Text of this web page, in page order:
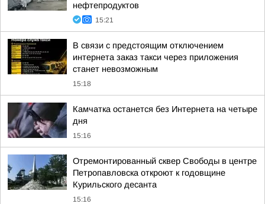
нефтепродуктов
15:21
В связи с предстоящим отключением
интернета заказ такси через приложения
станет невозможным
15:18
Камчатка останется без Интернета на четыре
дня
15:16
Отремонтированный сквер Свободы в центре
Петропавловска откроют к годовщине
Курильского десанта
15:16